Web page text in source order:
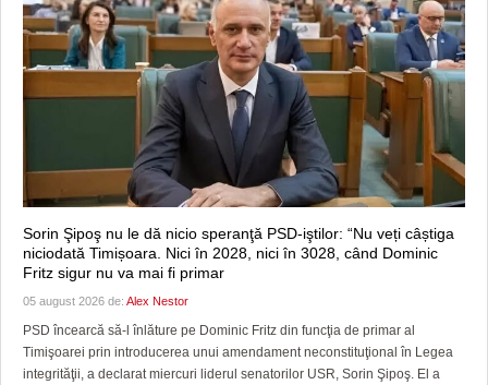
Sorin Şipoş nu le dă nicio speranţă PSD-iştilor: “Nu veți câștiga
niciodată Timișoara. Nici în 2028, nici în 3028, când Dominic
Fritz sigur nu va mai fi primar
05 august 2026 de: Alex Nestor
PSD încearcă să-l înlăture pe Dominic Fritz din funcţia de primar al
Timişoarei prin introducerea unui amendament neconstituţional în Legea
integrităţii, a declarat miercuri liderul senatorilor USR, Sorin Şipoş. El a